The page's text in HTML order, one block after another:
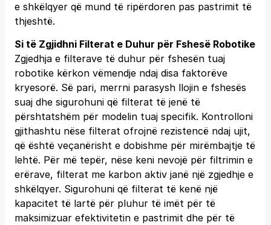
e shkëlqyer që mund të ripërdoren pas pastrimit të
thjeshtë.
Si të Zgjidhni Filterat e Duhur për Fshesë Robotike
Zgjedhja e filterave të duhur për fshesën tuaj
robotike kërkon vëmendje ndaj disa faktorëve
kryesorë. Së pari, merrni parasysh llojin e fshesës
suaj dhe sigurohuni që filterat të jenë të
përshtatshëm për modelin tuaj specifik. Kontrolloni
gjithashtu nëse filterat ofrojnë rezistencë ndaj ujit,
që është veçanërisht e dobishme për mirëmbajtje të
lehtë. Për më tepër, nëse keni nevojë për filtrimin e
erërave, filterat me karbon aktiv janë një zgjedhje e
shkëlqyer. Sigurohuni që filterat të kenë një
kapacitet të lartë për pluhur të imët për të
maksimizuar efektivitetin e pastrimit dhe për të